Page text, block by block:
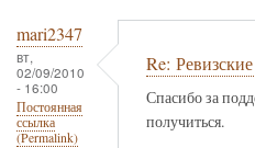
mari2347
вт,
02/09/2010
- 16:00
Постоянная
ссылка
(Permalink)
Re:
Спасибо за
получиться.